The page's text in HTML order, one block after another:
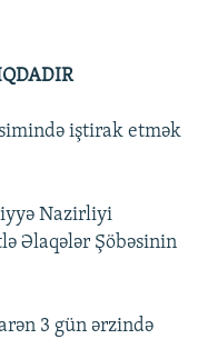
iştirak etmək
Nazirliyi
Əlaqələr Şöbəsinin
3 gün ərzində